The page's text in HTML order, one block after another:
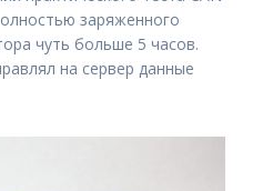
заряженного
чуть больше 5 часов.
на сервер данные